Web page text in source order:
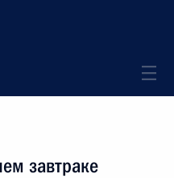
завтраке